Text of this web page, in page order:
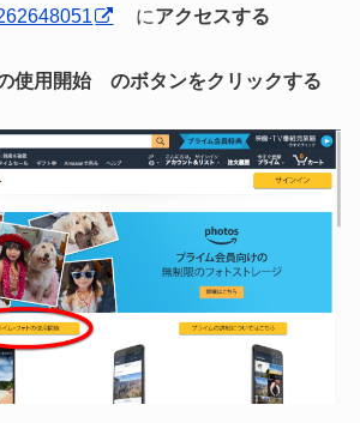
にアクセスする
使用開始 のボタンをクリックする